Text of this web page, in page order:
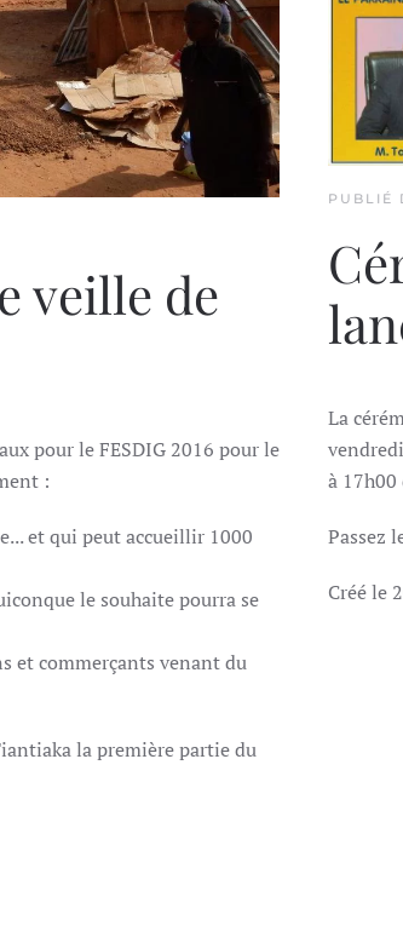
veille de
pour le FESDIG 2016 pour le
:
et qui peut accueillir 1000
le souhaite pourra se
et commerçants venant du
la première partie du
PUBLIÉ
La
à 17h00
Passez
Créé le